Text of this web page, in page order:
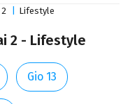
2 Lifestyle
2 - Lifestyle
Gio 13